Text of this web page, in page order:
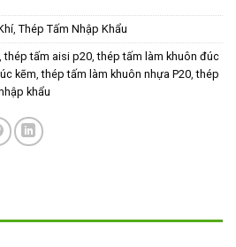
, Thép Tấm Nhập Khẩu
,thép tấm aisi p20,thép tấm làm khuôn đúc
kẽm,thép tấm làm khuôn nhựa P20,thép
khẩu